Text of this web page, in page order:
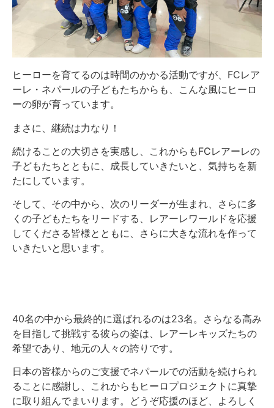
ヒーローを育てるのは時間のかかる活動ですが、FCレア
ーレ・ネパールの子どもたちからも、こんな風にヒーロ
ーの卵が育っています。
まさに、継続は力なり！
続けることの大切さを実感し、これからもFCレアーレの
子どもたちとともに、成長していきたいと、気持ちを新
たにしています。
そして、その中から、次のリーダーが生まれ、さらに多
くの子どもたちをリードする、レアーレワールドを応援
してくださる皆様とともに、さらに大きな流れを作って
いきたいと思います。
40名の中から最終的に選ばれるのは23名。さらなる高み
を目指して挑戦する彼らの姿は、レアーレキッズたちの
希望であり、地元の人々の誇りです。
日本の皆様からのご支援でネパールでの活動を続けられ
ることに感謝し、これからもヒーロプロジェクトに真摯
に取り組んでまいります。どうぞ応援のほど、よろしく